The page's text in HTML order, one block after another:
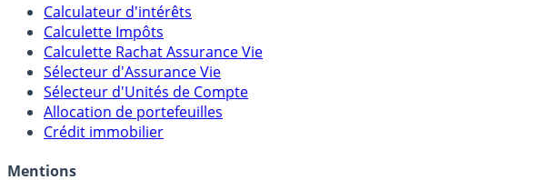
Calculateur d'intérêts
Calculette Impôts
Calculette Rachat Assurance Vie
Sélecteur d'Assurance Vie
Sélecteur d'Unités de Compte
Allocation de portefeuilles
Crédit immobilier
Mentions